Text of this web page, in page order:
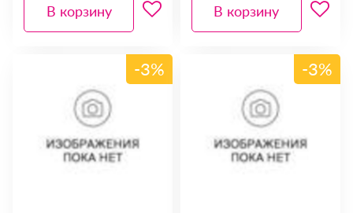
В корзину В корзину
-3% -3%